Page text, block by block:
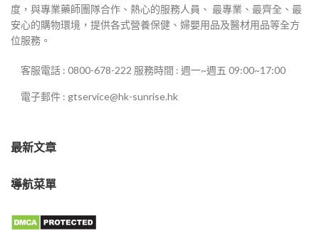
度，與專業藥師團隊合作、熱心的服務人員、 最專業、最齊全、最
安心的購物環境，提供各式營養保健、婦嬰用品及醫材用品等全方
位服務。
客服電話 : 0800-678-222 服務時間 : 週一~週五 09:00~17:00
電子郵件 : gtservice@hk-sunrise.hk
最新文章
導航菜單